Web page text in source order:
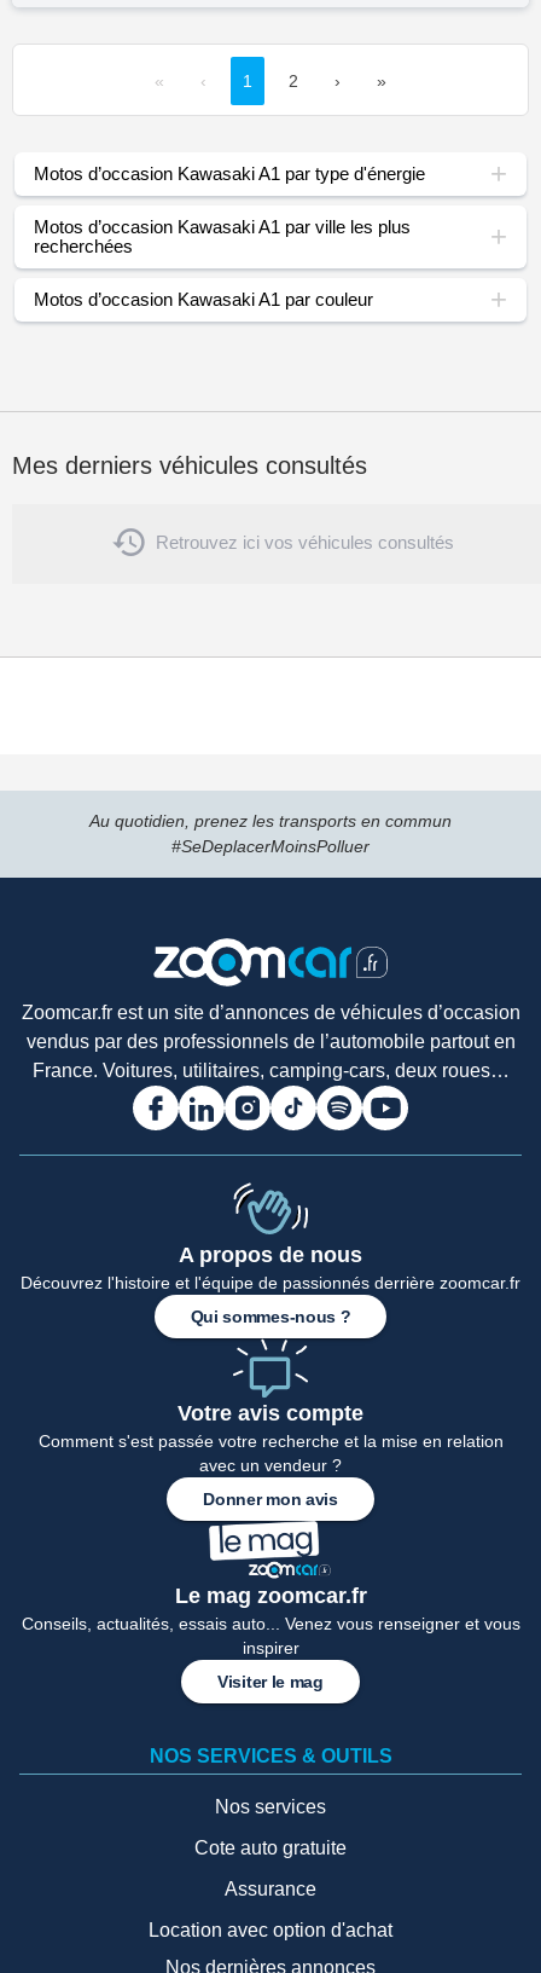
« ‹ 1 2 › »
Motos d’occasion Kawasaki A1 par type d'énergie
Motos d’occasion Kawasaki A1 par ville les plus
recherchées
Motos d’occasion Kawasaki A1 par couleur
Mes derniers véhicules consultés
 Retrouvez ici vos véhicules consultés
Au quotidien, prenez les transports en commun
#SeDeplacerMoinsPolluer
Zoomcar.fr est un site d’annonces de véhicules d’occasion
vendus par des professionnels de l’automobile partout en
France. Voitures, utilitaires, camping-cars, deux roues…
A propos de nous
Découvrez l'histoire et l'équipe de passionnés derrière zoomcar.fr
Qui sommes-nous ?
Votre avis compte
Comment s'est passée votre recherche et la mise en relation
avec un vendeur ?
Donner mon avis
Le mag zoomcar.fr
Conseils, actualités, essais auto... Venez vous renseigner et vous
inspirer
Visiter le mag
NOS SERVICES & OUTILS
Nos services
Cote auto gratuite
Assurance
Location avec option d'achat
Nos dernières annonces